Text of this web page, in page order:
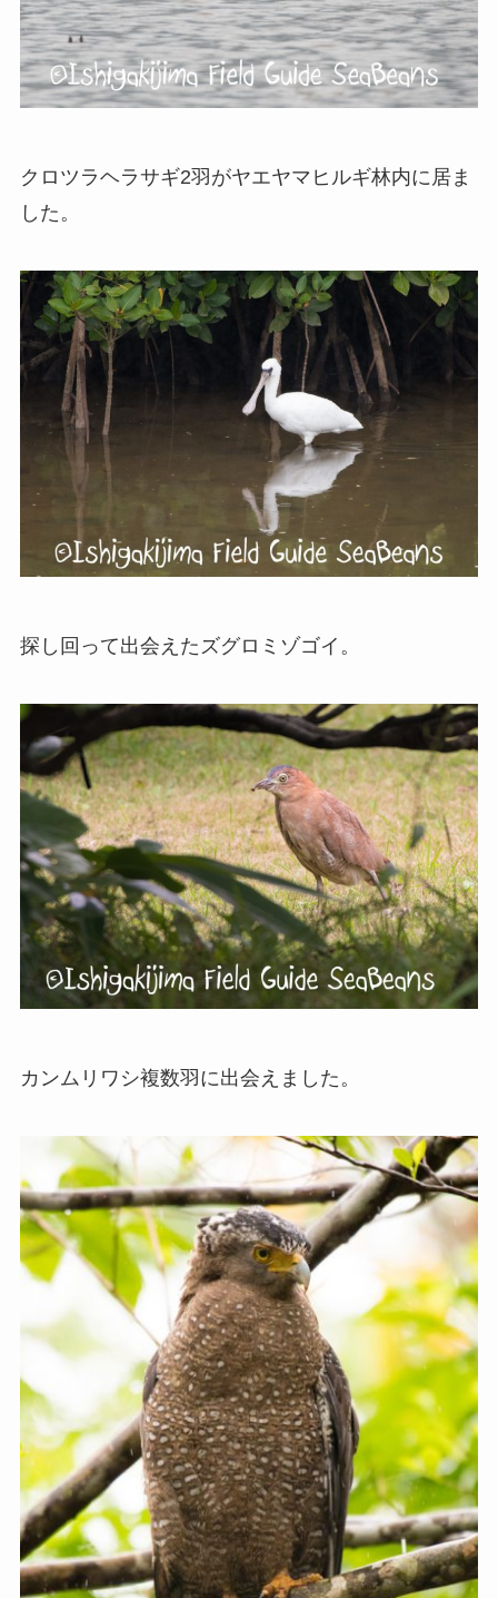
クロツラヘラサギ2羽がヤエヤマヒルギ林内に居ま
した。
探し回って出会えたズグロミゾゴイ。
カンムリワシ複数羽に出会えました。